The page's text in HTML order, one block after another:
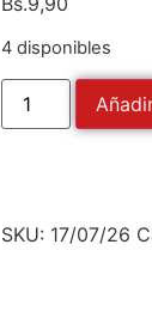
4 disponibles
SKU: 17/07/26